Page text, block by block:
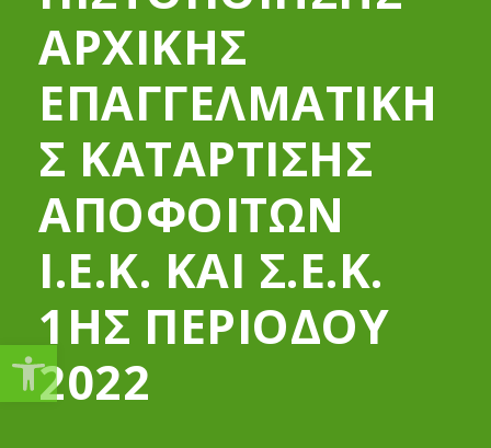
ΑΡΧΙΚΗΣ
ΕΠΑΓΓΕΛΜΑΤΙΚΗ
Σ ΚΑΤΑΡΤΙΣΗΣ
ΑΠΟΦΟΙΤΩΝ
Ι.Ε.Κ. ΚΑΙ Σ.Ε.Κ.
1ΗΣ ΠΕΡΙΟΔΟΥ
2022
Ανοίξτε τη γραμμή